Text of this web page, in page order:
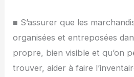
■ S’assurer que les
organisées et entreposées
propre, bien visible et qu’on
trouver, aider à faire